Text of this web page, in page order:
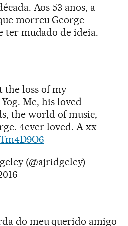
Aos 53 anos, a
morreu George
ter mudado de ideia.
loss of my
Me, his loved
the world of music,
4ever loved. A xx
(@ajridgeley)
do meu querido amigo